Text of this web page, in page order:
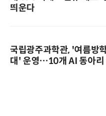
띄운다
국립광주과학관, '여름방
대' 운영…10개